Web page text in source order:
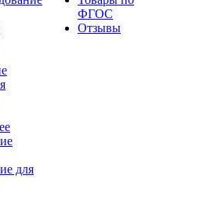
для
ФГОС
Отзывы